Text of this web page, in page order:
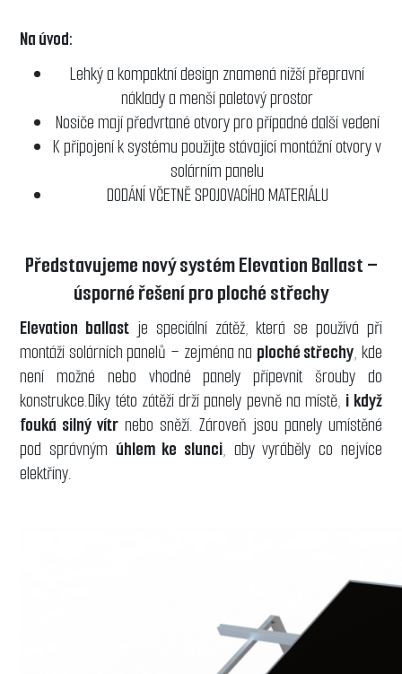
Na úvod:
Lehký a kompaktní design znamená nižší přepravní
náklady a menší paletový prostor
Nosiče mají předvrtané otvory pro případné další vedení
K připojení k systému použijte stávající montážní otvory v
solárním panelu
DODÁNÍ VČETNĚ SPOJOVACÍHO MATERIÁLU
Představujeme nový systém Elevation Ballast –
úsporné řešení pro ploché střechy
Elevation ballast je speciální zátěž, která se používá při
montáži solárních panelů – zejména na ploché střechy, kde
není možné nebo vhodné panely připevnit šrouby do
konstrukce.Díky této zátěži drží panely pevně na místě, i když
fouká silný vítr nebo sněží. Zároveň jsou panely umístěné
pod správným úhlem ke slunci, aby vyráběly co nejvíce
elektřiny.